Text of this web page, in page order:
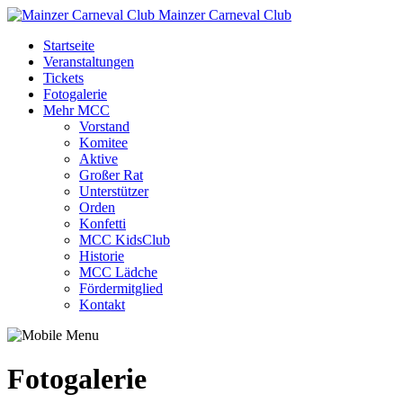
Mainzer Carneval Club
Startseite
Veranstaltungen
Tickets
Fotogalerie
Mehr MCC
Vorstand
Komitee
Aktive
Großer Rat
Unterstützer
Orden
Konfetti
MCC KidsClub
Historie
MCC Lädche
Fördermitglied
Kontakt
Fotogalerie